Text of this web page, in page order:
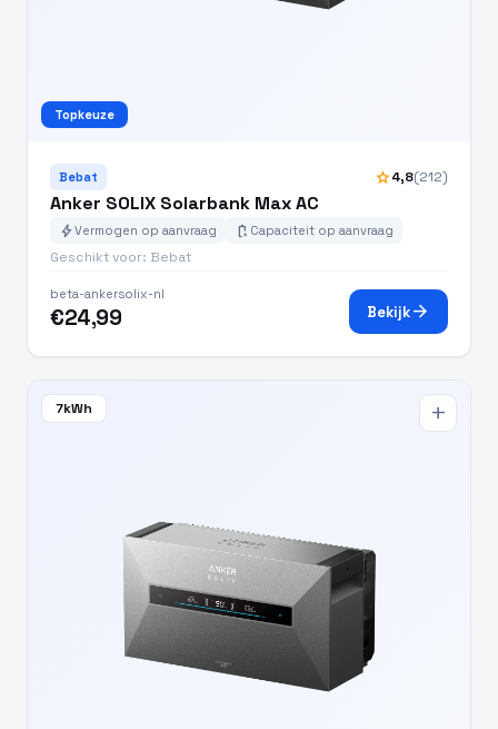
Topkeuze
Bebat star4,8(212)
Anker SOLIX Solarbank Max AC
boltVermogen op aanvraag battery_charging_full Capaciteit op aanvraag
Geschikt voor: Bebat
beta-ankersolix-nl
€24,99 Bekijkarrow_forward
7kWh add